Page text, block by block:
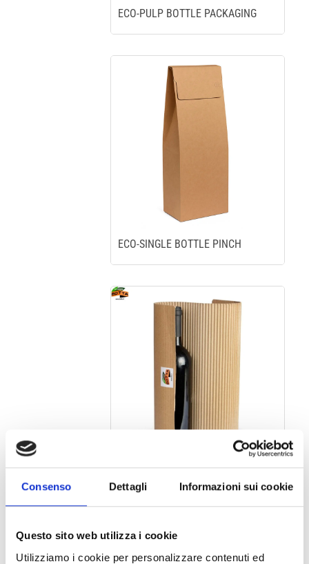
Consenso Dettagli Informazioni sui cookie
Questo sito web utilizza i cookie
Utilizziamo i cookie per personalizzare contenuti ed
ECO-PULP BOTTLE PACKAGING
ECO-SINGLE BOTTLE PINCH